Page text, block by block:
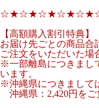
【高額購入割引特典】
お届け先ごとの商品合
ご注文をいただいた場
※一部離島につきまし
います。
※沖縄県につきまして
沖縄県：2,420円をご